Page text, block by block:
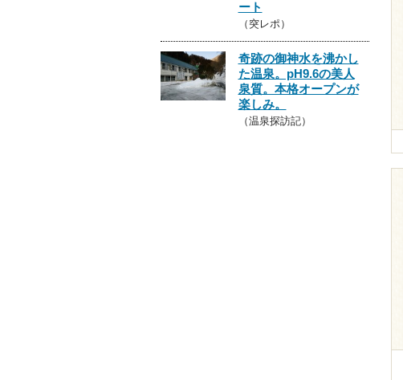
ート
（突レポ）
奇跡の御神水を沸かし
た温泉。pH9.6の美人
泉質。本格オープンが
楽しみ。
（温泉探訪記）